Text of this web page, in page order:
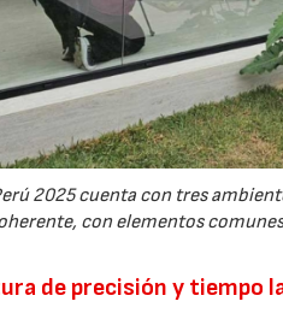
2025 cuenta con tres
con elementos
de precisión y tiempo